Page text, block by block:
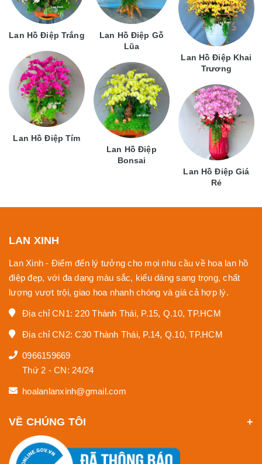
Lan Hồ Điệp Trắng
Lan Hồ Điệp Tím
Lan Hồ Điệp Gỗ
Lũa
Lan Hồ Điệp
Bonsai
Lan Hồ Điệp Khai
Trương
Lan Hồ Điệp Giá
Rẻ
LAN XINH
Lan Xinh - Điểm đến lý tưởng cho mọi nhu cầu về hoa lan hồ
điệp đẹp, với đa dạng màu sắc, kiểu dáng sang trọng, chất
lượng vượt trội, giao hoa nhanh chóng và giá cả hợp lý.
Địa chỉ CN1: 220 Thành Thái, P.15, Q.10, TP.HCM
Địa chỉ CN2: C30 Thành Thái, P.14, Q.10, TP.HCM
0966159669
Thứ 2 - CN: 24/24
hoalanlanxinh@gmail.com
VỀ CHÚNG TÔI